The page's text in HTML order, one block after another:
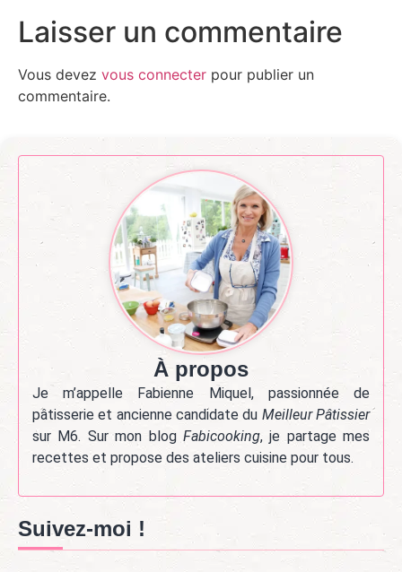
Laisser un commentaire
Vous devez vous connecter pour publier un
commentaire.
À propos
Je m’appelle Fabienne Miquel, passionnée de
pâtisserie et ancienne candidate du Meilleur Pâtissier
sur M6. Sur mon blog Fabicooking, je partage mes
recettes et propose des ateliers cuisine pour tous.
Suivez-moi !